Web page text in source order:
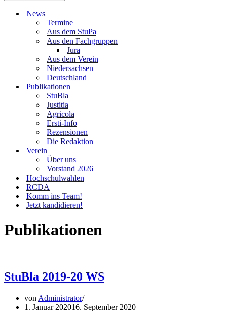
News
Termine
Aus dem StuPa
Aus den Fachgruppen
Jura
Aus dem Verein
Niedersachsen
Deutschland
Publikationen
StuBla
Justitia
Agricola
Ersti-Info
Rezensionen
Die Redaktion
Verein
Über uns
Vorstand 2026
Hochschulwahlen
RCDA
Komm ins Team!
Jetzt kandidieren!
Publikationen
StuBla 2019-20 WS
von Administrator
1. Januar 202016. September 2020